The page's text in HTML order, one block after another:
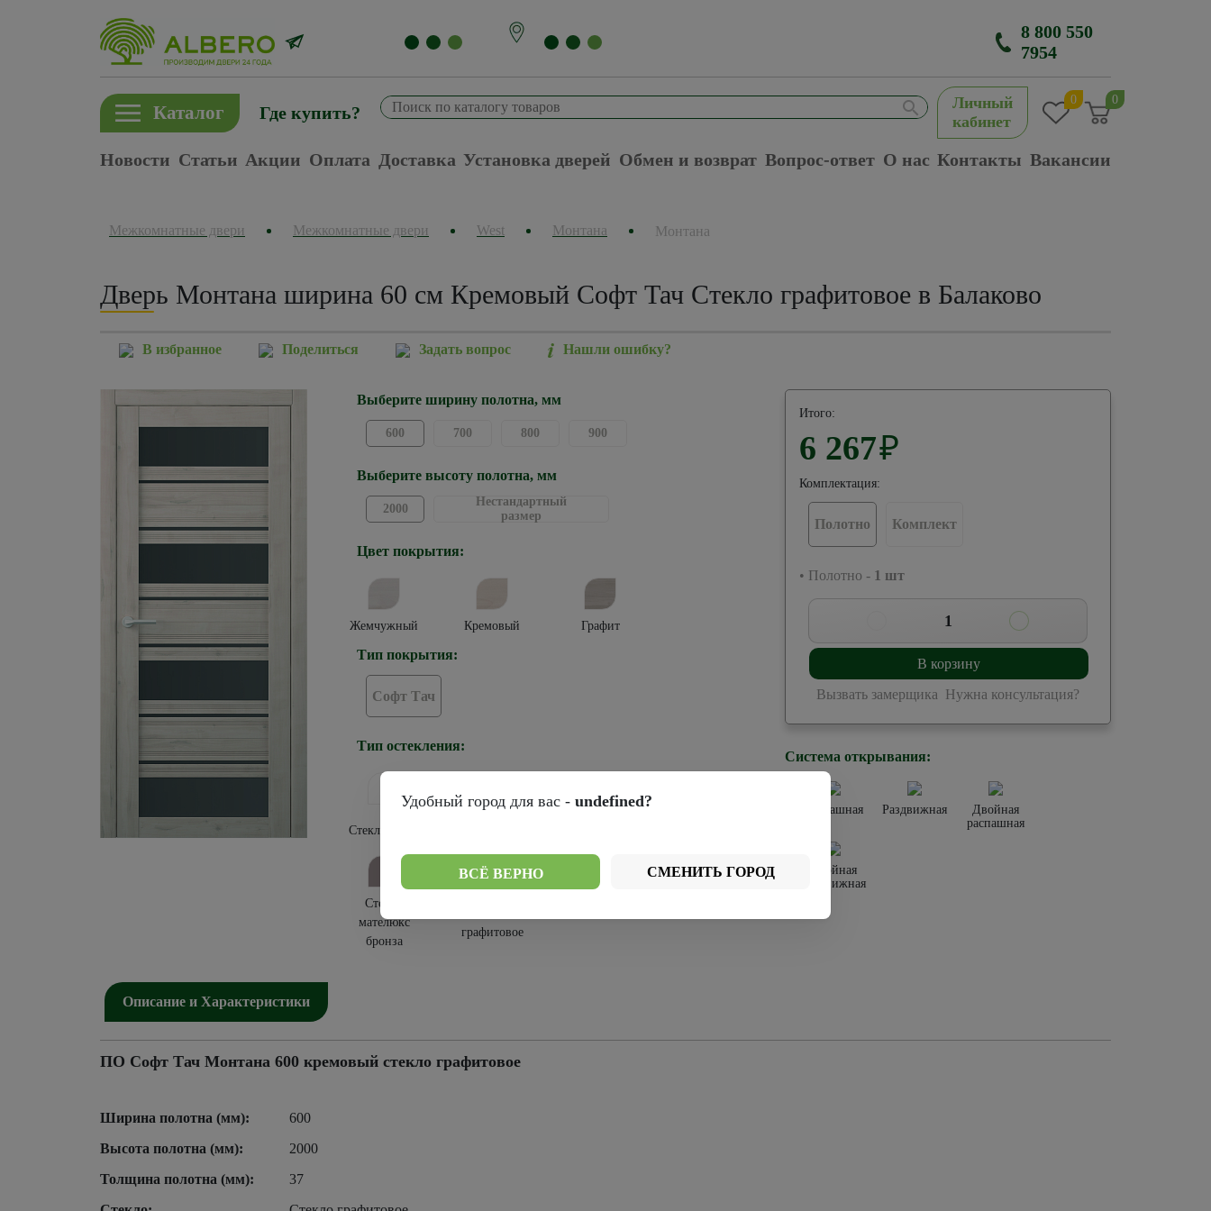
8 800 550
7954
Каталог Где купить?
Личный
кабинет
0 0
Новости Статьи Акции Оплата Доставка Установка дверей Обмен и возврат Вопрос-ответ О нас Контакты Вакансии
Межкомнатные двери Межкомнатные двери West Монтана Монтана
Дверь Монтана ширина 60 см Кремовый Софт Тач Стекло графитовое в Балаково
В избранное Поделиться Задать вопрос Нашли ошибку?
Выберите ширину полотна, мм
600 700 800 900
Выберите высоту полотна, мм
2000
Нестандартный
размер
Цвет покрытия:
Жемчужный Кремовый Графит
Тип покрытия:
Софт Тач
Тип остекления:
Стекло белое
Стекло
мателюкс
бронза
графитовое
Итого:
6 267₽
Комплектация:
Полотно Комплект
• Полотно - 1 шт
1
В корзину
Вызвать замерщика Нужна консультация?
Система открывания:
Распашная Раздвижная
Двойная
распашная
Двойная
раздвижная
Описание и Характеристики
ПО Софт Тач Монтана 600 кремовый стекло графитовое
Ширина полотна (мм):
600
Высота полотна (мм):
2000
Толщина полотна (мм):
37
Удобный город для вас - undefined?
ВСЁ ВЕРНО СМЕНИТЬ ГОРОД